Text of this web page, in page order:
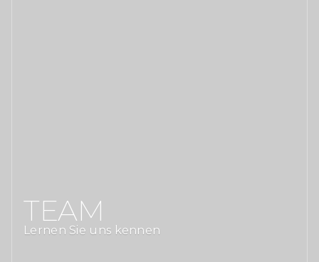
TEAM
Lernen Sie uns kennen